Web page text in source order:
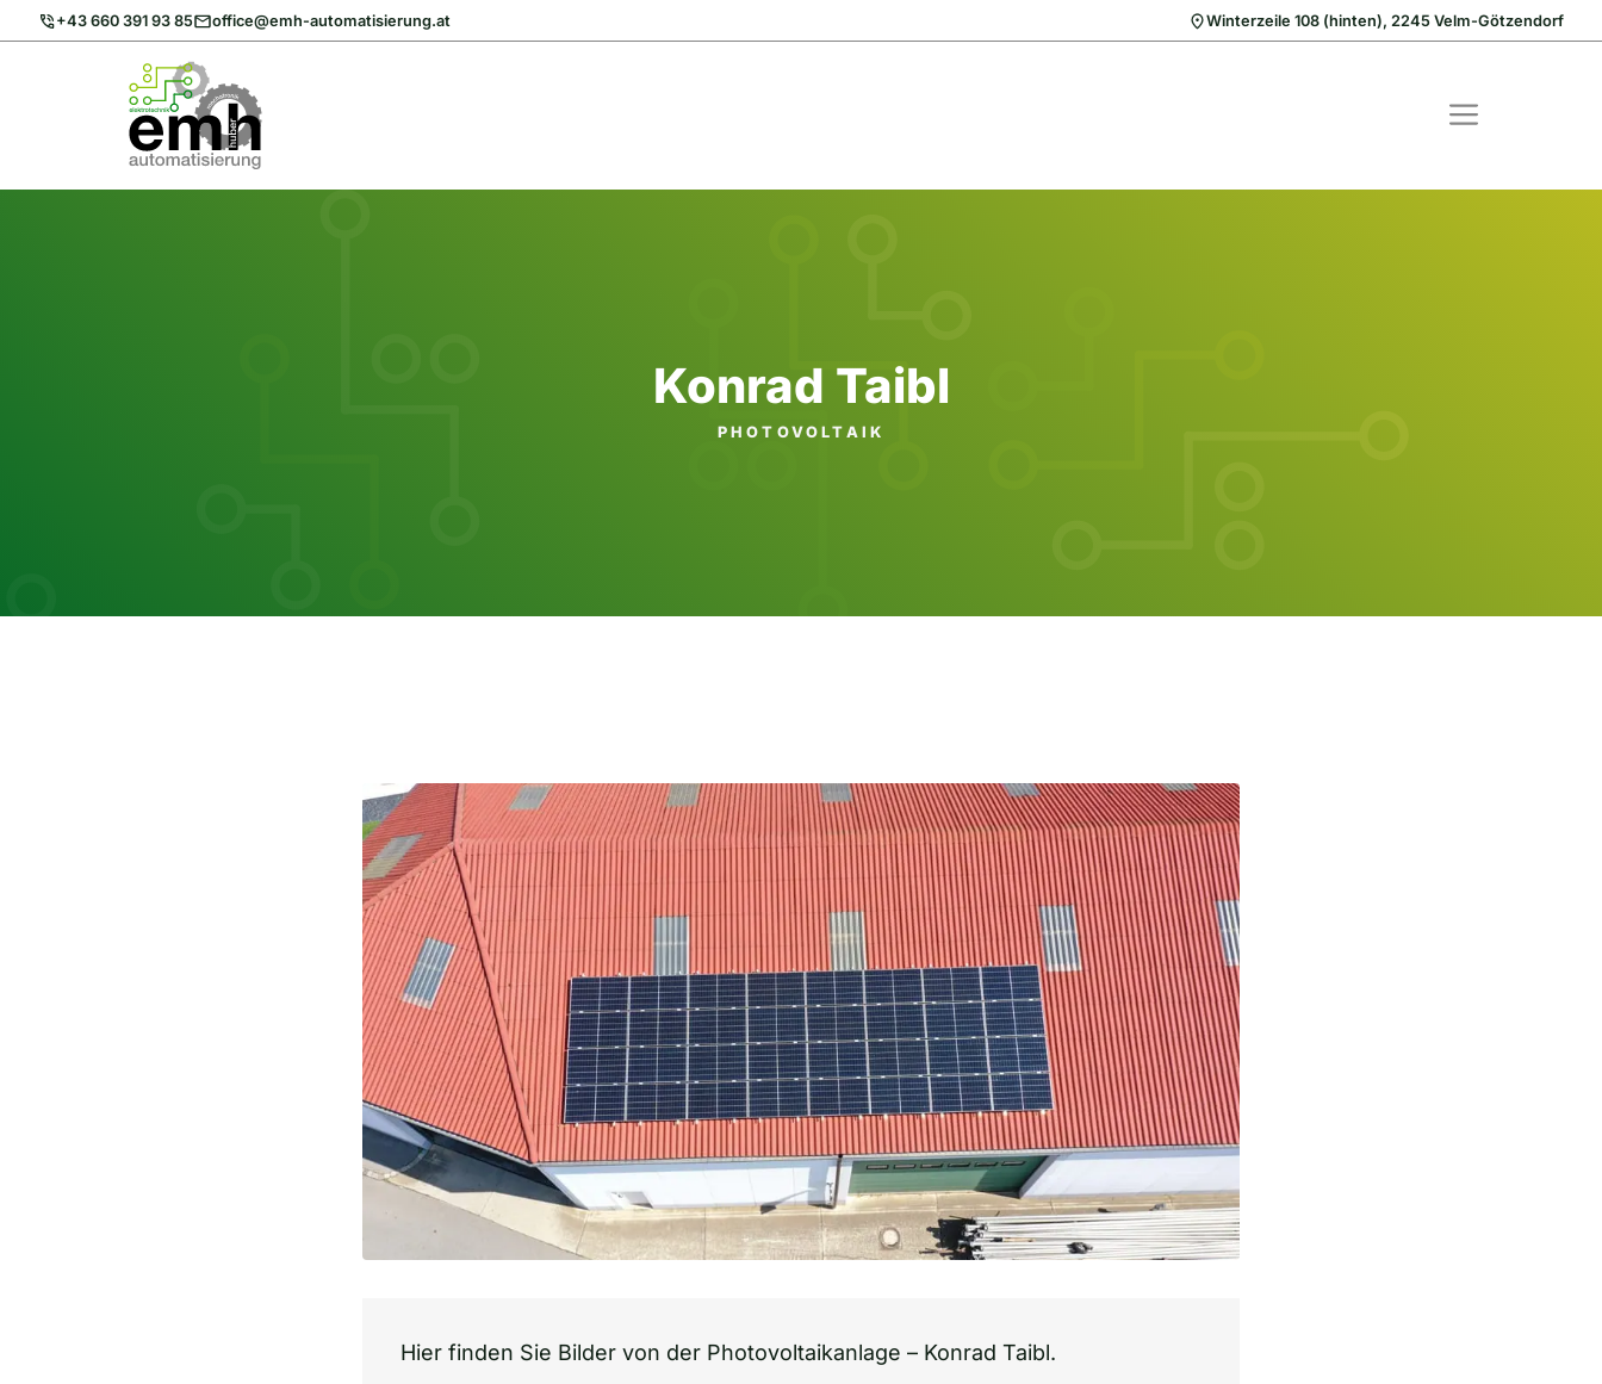
Zum
Inhalt
+43 660 391 93 85 office@emh-automatisierung.at Winterzeile 108 (hinten), 2245 Velm-Götzendorf
MENÜ
Konrad Taibl
PHOTO­VOLTAIK
Hier finden Sie Bilder von der Photovoltaikanlage – Konrad Taibl.